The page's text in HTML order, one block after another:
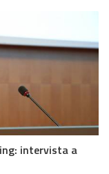
intervista a